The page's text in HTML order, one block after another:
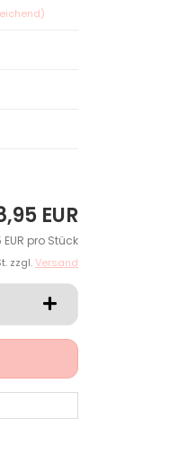
EUR
EUR pro Stück
zzgl.Versand